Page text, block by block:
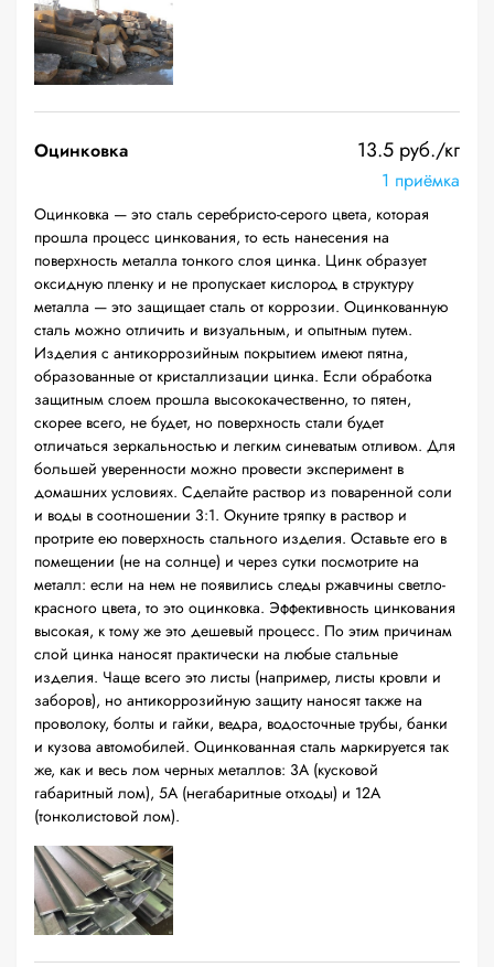
Оцинковка 13.5 руб./кг
1 приёмка
Оцинковка — это сталь серебристо-серого цвета, которая
прошла процесс цинкования, то есть нанесения на
поверхность металла тонкого слоя цинка. Цинк образует
оксидную пленку и не пропускает кислород в структуру
металла — это защищает сталь от коррозии. Оцинкованную
сталь можно отличить и визуальным, и опытным путем.
Изделия с антикоррозийным покрытием имеют пятна,
образованные от кристаллизации цинка. Если обработка
защитным слоем прошла высококачественно, то пятен,
скорее всего, не будет, но поверхность стали будет
отличаться зеркальностью и легким синеватым отливом. Для
большей уверенности можно провести эксперимент в
домашних условиях. Сделайте раствор из поваренной соли
и воды в соотношении 3:1. Окуните тряпку в раствор и
протрите ею поверхность стального изделия. Оставьте его в
помещении (не на солнце) и через сутки посмотрите на
металл: если на нем не появились следы ржавчины светло-
красного цвета, то это оцинковка. Эффективность цинкования
высокая, к тому же это дешевый процесс. По этим причинам
слой цинка наносят практически на любые стальные
изделия. Чаще всего это листы (например, листы кровли и
заборов), но антикоррозийную защиту наносят также на
проволоку, болты и гайки, ведра, водосточные трубы, банки
и кузова автомобилей. Оцинкованная сталь маркируется так
же, как и весь лом черных металлов: 3А (кусковой
габаритный лом), 5А (негабаритные отходы) и 12А
(тонколистовой лом).